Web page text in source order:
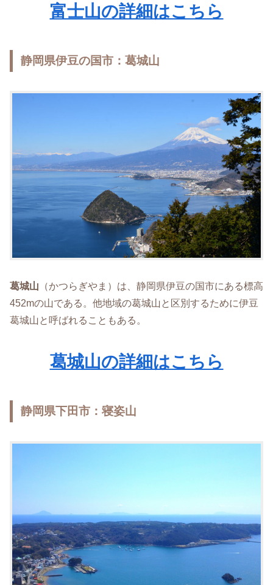
富士山の詳細はこちら
静岡県伊豆の国市：葛城山
葛城山 （かつらぎやま）は、静岡県伊豆の国市にある標高
452mの山である。他地域の葛城山と区別するために伊豆
葛城山と呼ばれることもある。
葛城山の詳細はこちら
静岡県下田市：寝姿山